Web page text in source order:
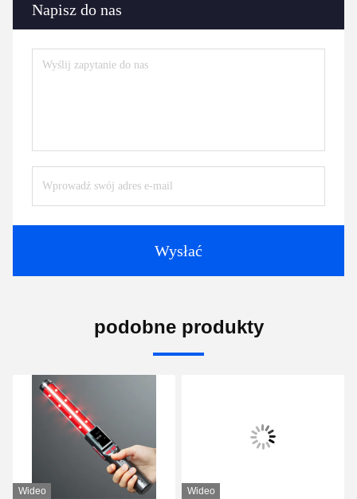
Napisz do nas
Wysłać
podobne produkty
Wideo Wideo